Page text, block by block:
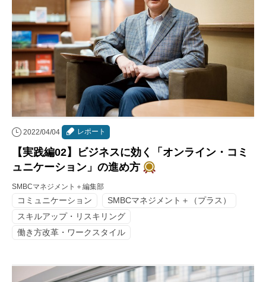
InfoLoungeとは
利用規約
プライバシーポリシー
本サイトのご利用にあたって
運営会社2022/04/04 レポート
【実践編02】ビジネスに効く「オンライン・コミ
ュニケーション」の進め方
SMBCマネジメント＋編集部
コミュニケーション
SMBCマネジメント＋（プラス）
スキルアップ・リスキリング
働き方改革・ワークスタイル